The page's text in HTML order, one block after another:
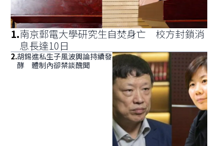
1.南京郵電大學研究生自焚身亡 校方封鎖消
息長達10日
2.胡錫進私生子風波輿論持續發
酵 體制內卻禁談醜聞